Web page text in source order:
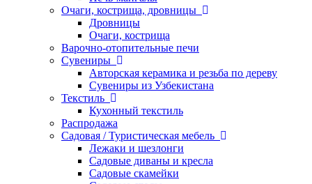
Очаги, кострища, дровницы
Дровницы
Очаги, кострища
Варочно-отопительные печи
Сувениры
Авторская керамика и резьба по дереву
Сувениры из Узбекистана
Текстиль
Кухонный текстиль
Распродажа
Садовая / Туристическая мебель
Лежаки и шезлонги
Садовые диваны и кресла
Садовые скамейки